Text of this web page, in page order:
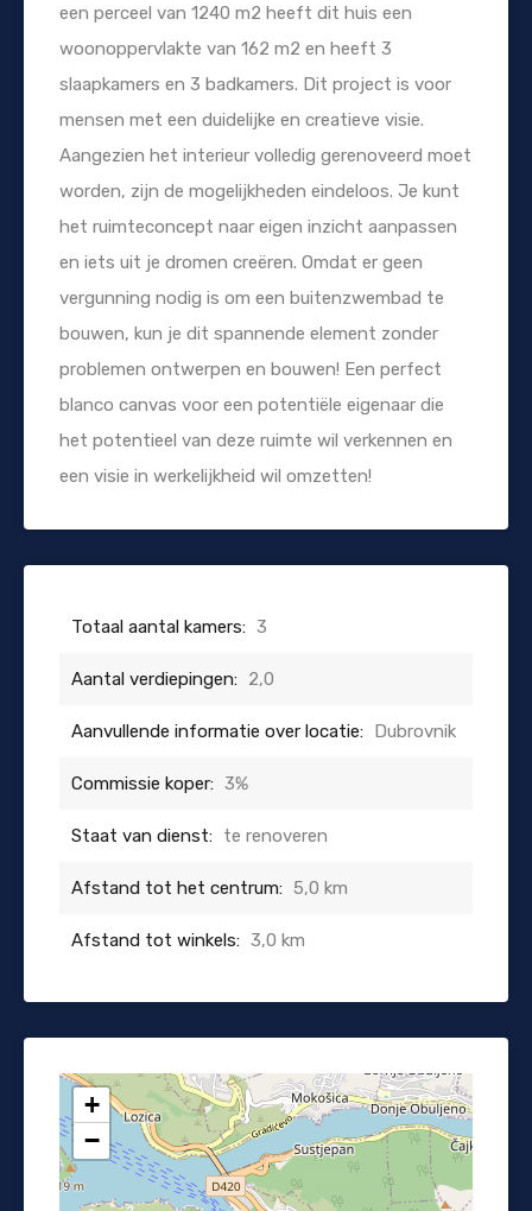
een perceel van 1240 m2 heeft dit huis een
woonoppervlakte van 162 m2 en heeft 3
slaapkamers en 3 badkamers. Dit project is voor
mensen met een duidelijke en creatieve visie.
Aangezien het interieur volledig gerenoveerd moet
worden, zijn de mogelijkheden eindeloos. Je kunt
het ruimteconcept naar eigen inzicht aanpassen
en iets uit je dromen creëren. Omdat er geen
vergunning nodig is om een buitenzwembad te
bouwen, kun je dit spannende element zonder
problemen ontwerpen en bouwen! Een perfect
blanco canvas voor een potentiële eigenaar die
het potentieel van deze ruimte wil verkennen en
een visie in werkelijkheid wil omzetten!
Totaal aantal kamers: 3
Aantal verdiepingen: 2,0
Aanvullende informatie over locatie: Dubrovnik
Commissie koper: 3%
Staat van dienst: te renoveren
Afstand tot het centrum: 5,0 km
Afstand tot winkels: 3,0 km
+
−